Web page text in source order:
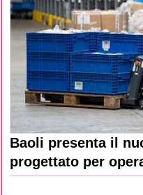
Baoli presenta il
progettato per